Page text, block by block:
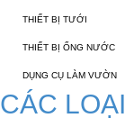
THIẾT BỊ TƯỚI
THIẾT BỊ ỐNG NƯỚC
DỤNG CỤ LÀM VƯỜN
CÁC